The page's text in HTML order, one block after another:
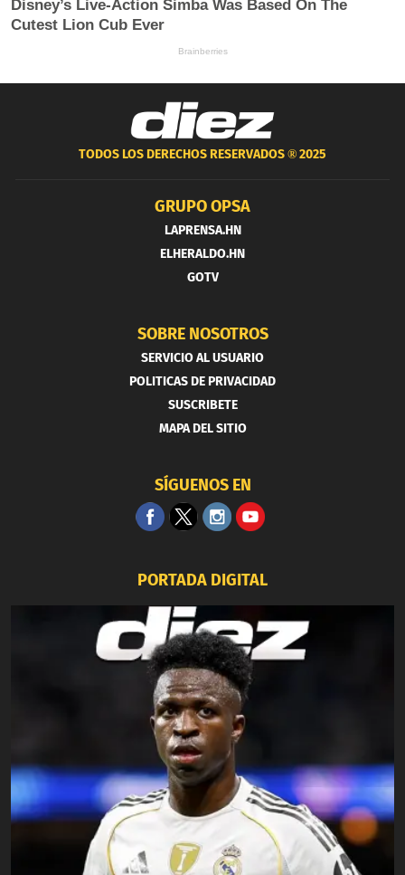
TODOS LOS DERECHOS RESERVADOS ®2025
GRUPO OPSA
LAPRENSA.HN
ELHERALDO.HN
GOTV
SOBRE NOSOTROS
SERVICIO AL USUARIO
POLITICAS DE PRIVACIDAD
SUSCRIBETE
MAPA DEL SITIO
SÍGUENOS EN
PORTADA DIGITAL